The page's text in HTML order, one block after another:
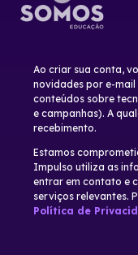
Ao criar sua conta,
novidades por e-
conteúdos sobre
e campanhas). A
recebimento.
Estamos
Impulso utiliza as
entrar em contato e
serviços relevantes.
Política de